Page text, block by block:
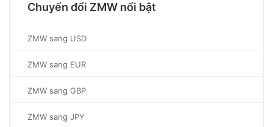
Chuyển đổi ZMW nổi bật
ZMW sang USD
ZMW sang EUR
ZMW sang GBP
ZMW sang JPY